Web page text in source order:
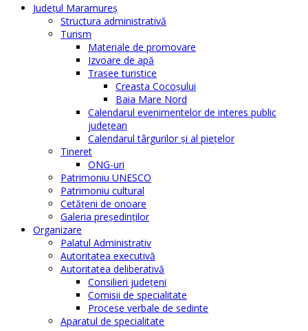
Judeţul Maramureş
Structura administrativă
Turism
Materiale de promovare
Izvoare de apă
Trasee turistice
Creasta Cocoșului
Baia Mare Nord
Calendarul evenimentelor de interes public
judeţean
Calendarul târgurilor şi al pieţelor
Tineret
ONG-uri
Patrimoniu UNESCO
Patrimoniu cultural
Cetăţeni de onoare
Galeria președinților
Organizare
Palatul Administrativ
Autoritatea executivă
Autoritatea deliberativă
Consilieri judeţeni
Comisii de specialitate
Procese verbale de sedinte
Aparatul de specialitate